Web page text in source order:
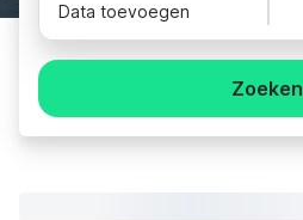
Data toevoegen
Zoeken